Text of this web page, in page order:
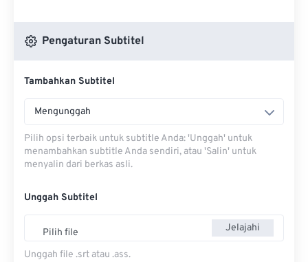
Pengaturan Subtitel
Tambahkan Subtitel
Mengunggah
Pilih opsi terbaik untuk subtitle Anda: 'Unggah' untuk
menambahkan subtitle Anda sendiri, atau 'Salin' untuk
menyalin dari berkas asli.
Unggah Subtitel
Pilih file Jelajahi
Unggah file .srt atau .ass.